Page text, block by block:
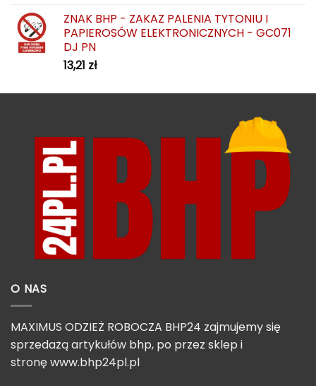
ZNAK BHP - ZAKAZ PALENIA TYTONIU I
PAPIEROSÓW ELEKTRONICZNYCH - GC071
DJ PN
13,21 zł
O NAS
MAXIMUS ODZIEŻ ROBOCZA BHP24 zajmujemy się
sprzedażą artykułów bhp, po przez sklep i
stronę www.bhp24pl.pl